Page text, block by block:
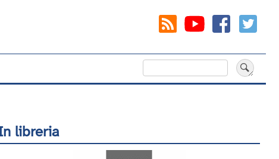
libreria